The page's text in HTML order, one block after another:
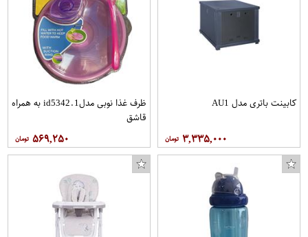
کابینت باتری مدل AU1
۳,۳۳۵,۰۰۰
ظرف غذا نوبی مدلid5342.1 به همراه
قاشق
۵۶۹,۲۵۰